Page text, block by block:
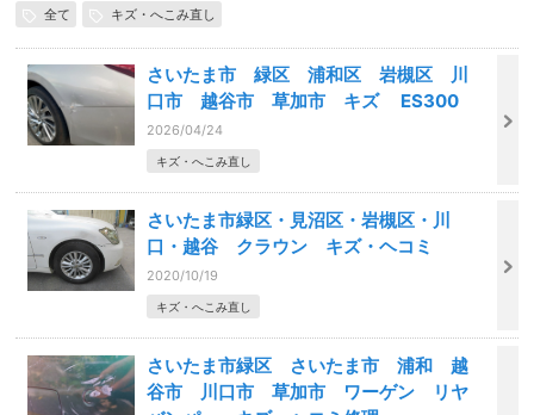
全て キズ・へこみ直し
さいたま市 緑区 浦和区 岩槻区 川
口市 越谷市 草加市 キズ ES300
2026/04/24
キズ・へこみ直し
さいたま市緑区・見沼区・岩槻区・川
口・越谷 クラウン キズ・ヘコミ
2020/10/19
キズ・へこみ直し
さいたま市緑区 さいたま市 浦和 越
谷市 川口市 草加市 ワーゲン リヤ